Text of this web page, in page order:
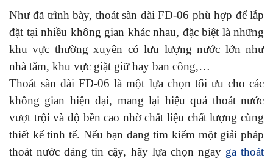
Như đã trình bày, thoát sàn dài FD-06 phù hợp để lắp
đặt tại nhiều không gian khác nhau, đặc biệt là những
khu vực thường xuyên có lưu lượng nước lớn như
nhà tắm, khu vực giặt giữ hay ban công,…
Thoát sàn dài FD-06 là một lựa chọn tối ưu cho các
không gian hiện đại, mang lại hiệu quả thoát nước
vượt trội và độ bền cao nhờ chất liệu chất lượng cùng
thiết kế tinh tế. Nếu bạn đang tìm kiếm một giải pháp
thoát nước đáng tin cậy, hãy lựa chọn ngay ga thoát